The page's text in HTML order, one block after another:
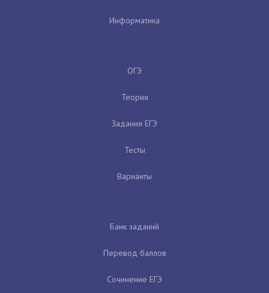
Информатика
ОГЭ
Теория
Задания ЕГЭ
Тесты
Варианты
Банк заданий
Перевод баллов
Сочинение ЕГЭ